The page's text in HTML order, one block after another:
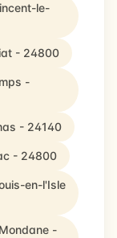
le-
- 24800
-
- 24140
- 24800
en-l'Isle
-